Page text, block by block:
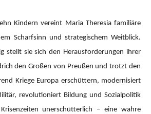
Kindern vereint Maria Theresia familiäre
Scharfsinn und strategischem Weitblick.
stellt sie sich den Herausforderungen ihrer
den Großen von Preußen und trotzt den
Kriege Europa erschüttern, modernisiert
revolutioniert Bildung und Sozialpolitik
unerschütterlich – eine wahre